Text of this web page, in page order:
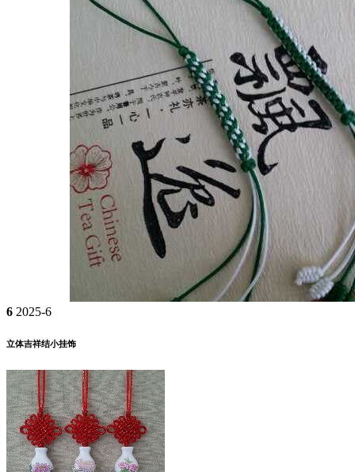
6 2025-6
立体吉祥结小挂饰